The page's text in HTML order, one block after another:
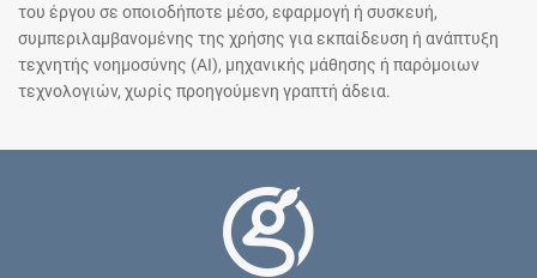
του έργου σε οποιοδήποτε μέσο, εφαρμογή ή συσκευή,
συμπεριλαμβανομένης της χρήσης για εκπαίδευση ή ανάπτυξη
τεχνητής νοημοσύνης (AI), μηχανικής μάθησης ή παρόμοιων
τεχνολογιών, χωρίς προηγούμενη γραπτή άδεια.